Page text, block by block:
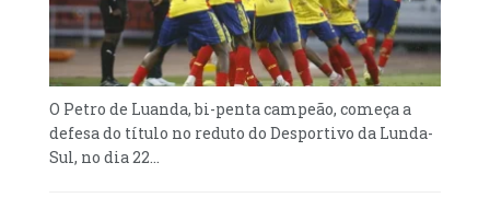
‎O Petro de Luanda, bi-penta campeão, começa a
defesa do título no reduto do Desportivo da Lunda-
Sul, no dia 22...